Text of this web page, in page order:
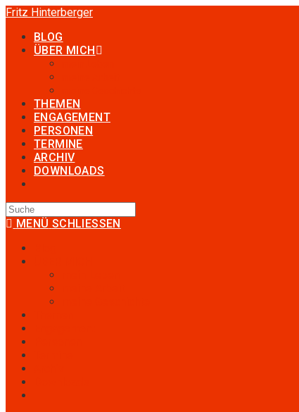
Fritz Hinterberger
BLOG
ÜBER MICH
THEMEN
ENGAGEMENT
PERSONEN
TERMINE
ARCHIV
DOWNLOADS
MENÜ SCHLIESSEN